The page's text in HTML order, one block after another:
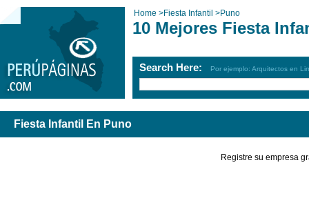
Home >Fiesta Infantil >Puno
10 Mejores Fiesta
Search Here: Por ejemplo: Arquitectos en
Fiesta Infantil En Puno
Registre su empresa